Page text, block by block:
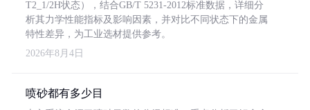
T2_1/2H状态），结合GB/T 5231-2012标准数据，详细分
析其力学性能指标及影响因素，并对比不同状态下的金属
特性差异，为工业选材提供参考。
2026年8月4日
喷砂都有多少目